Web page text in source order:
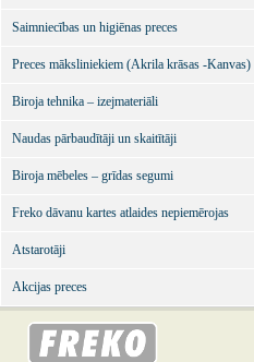
Saimniecības un higiēnas preces
Preces māksliniekiem (Akrila krāsas -Kanvas)
Biroja tehnika – izejmateriāli
Naudas pārbaudītāji un skaitītāji
Biroja mēbeles – grīdas segumi
Freko dāvanu kartes atlaides nepiemērojas
Atstarotāji
Akcijas preces